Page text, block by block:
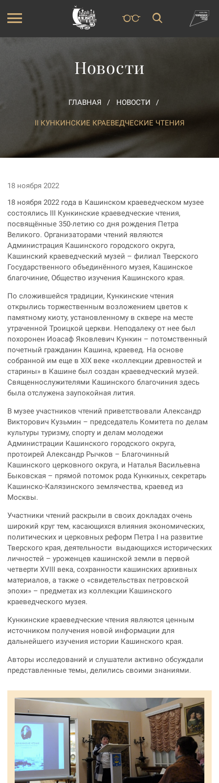
Новости
ГЛАВНАЯ НОВОСТИ
II КУНКИНСКИЕ КРАЕВЕДЧЕСКИЕ ЧТЕНИЯ
18 ноября 2022
18 ноября 2022 года в Кашинском краеведческом музее
состоялись III Кункинские краеведческие чтения,
посвящённые 350-летию со дня рождения Петра
Великого. Организаторами чтений являются
Администрация Кашинского городского округа,
Кашинский краеведческий музей – филиал Тверского
Государственного объединённого музея, Кашинское
благочиние, Общество изучения Кашинского края.
По сложившейся традиции, Кункинские чтения
открылись торжественным возложением цветов к
памятному киоту, установленному в сквере на месте
утраченной Троицкой церкви. Неподалеку от нее был
похоронен Иоасаф Яковлевич Кункин – потомственный
почетный гражданин Кашина, краевед. На основе
собранной им еще в XIX веке «коллекции древностей и
старины» в Кашине был создан краеведческий музей.
Священнослужителями Кашинского благочиния здесь
была отслужена заупокойная лития.
В музее участников чтений приветствовали Александр
Викторович Кузьмин – председатель Комитета по делам
культуры туризму, спорту и делам молодежи
Администрации Кашинского городского округа,
протоирей Александр Рычков – Благочинный
Кашинского церковного округа, и Наталья Васильевна
Быковская – прямой потомок рода Кункиных, секретарь
Кашинско-Калязинского землячества, краевед из
Москвы.
Участники чтений раскрыли в своих докладах очень
широкий круг тем, касающихся влияния экономических,
политических и церковных реформ Петра I на развитие
Тверского края, деятельности выдающихся исторических
личностей – уроженцев кашинской земли в первой
четверти XVIII века, сохранности кашинских архивных
материалов, а также о «свидетельствах петровской
эпохи» – предметах из коллекции Кашинского
краеведческого музея.
Кункинские краеведческие чтения являются ценным
источником получения новой информации для
дальнейшего изучения истории Кашинского края.
Авторы исследований и слушатели активно обсуждали
представленные темы, делились своими знаниями.